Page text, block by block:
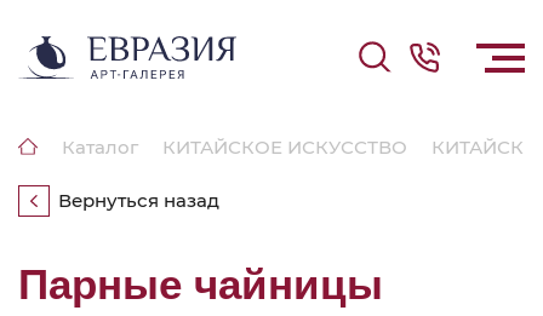
Каталог КИТАЙСКОЕ ИСКУССТВО
Вернуться назад
Парные чайницы